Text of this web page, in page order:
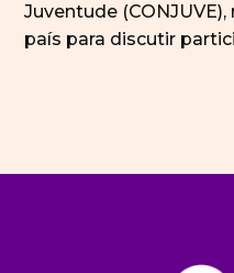
Juventude
país para discutir